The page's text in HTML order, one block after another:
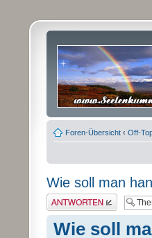
Foren-Übersicht ‹ Off-
Wie soll man
Antwort erstellen
Wie soll